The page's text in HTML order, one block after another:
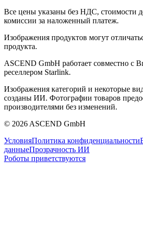
Все цены указаны без НДС, стоимости
комиссии за наложенный платеж.
Изображения продуктов могут
продукта.
ASCEND GmbH работает совместно с
реселлером Starlink.
Изображения категорий и некоторые
созданы ИИ. Фотографии товаров
производителями без изменений.
© 2026 ASCEND GmbH
УсловияПолитика конфиденциальности
данныеПрозрачность ИИ
Роботы приветствуются